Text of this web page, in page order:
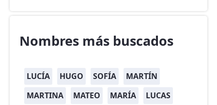
Nombres más buscados
LUCÍA HUGO SOFÍA
MARTÍN
MARTINA
MATEO MARÍA LUCAS